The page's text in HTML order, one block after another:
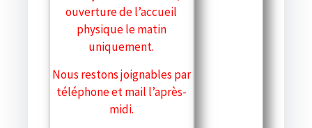
ouverture de l’accueil
physique le matin
uniquement.
Nous restons joignables par
téléphone et mail l’après-
midi.